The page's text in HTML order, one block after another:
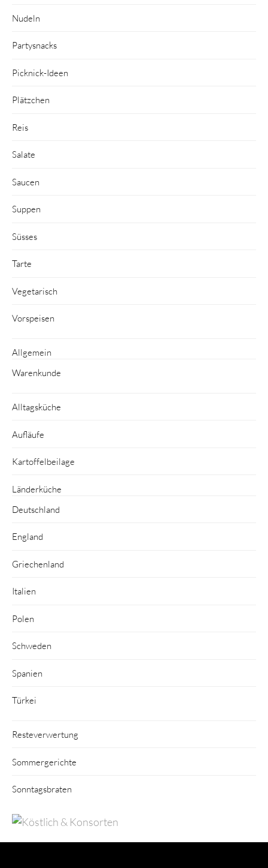
Nudeln
Partysnacks
Picknick-Ideen
Plätzchen
Reis
Salate
Saucen
Suppen
Süsses
Tarte
Vegetarisch
Vorspeisen
Allgemein
Warenkunde
Alltagsküche
Aufläufe
Kartoffelbeilage
Länderküche
Deutschland
England
Griechenland
Italien
Polen
Schweden
Spanien
Türkei
Resteverwertung
Sommergerichte
Sonntagsbraten